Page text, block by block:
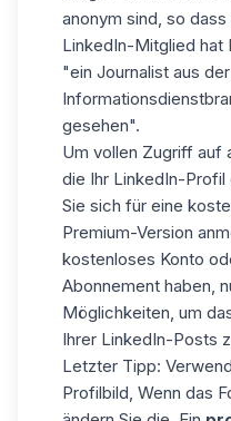
anonym sind, so
LinkedIn-Mitglied hat
"ein Journalist aus der
gesehen".
Um vollen Zugriff auf
die Ihr LinkedIn-Profil
Sie sich für eine
Premium-Version
kostenloses Konto
Abonnement haben,
Möglichkeiten, um
Ihrer LinkedIn-Posts
Letzter Tipp:
Profilbild, Wenn das